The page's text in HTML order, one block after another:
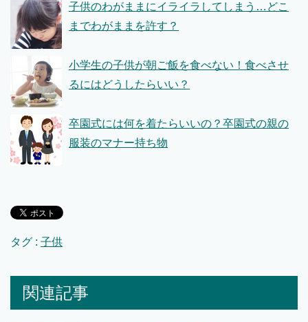
子供のわがままにイライラしてしまう…どこ
までわがままを許す？
小学生の子供が朝ご飯を食べない！食べさせ
るにはどうしたらいい？
卒園式には何を着たらいいの？卒園式の親の
服装のマナー持ち物
タグ : 子供
関連記事